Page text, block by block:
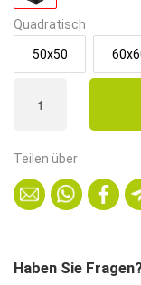
Quadratisch
50x50
Loungetisch
cm
Eiche
Rom
Gusseisengestell
Teilen über
Haben Sie